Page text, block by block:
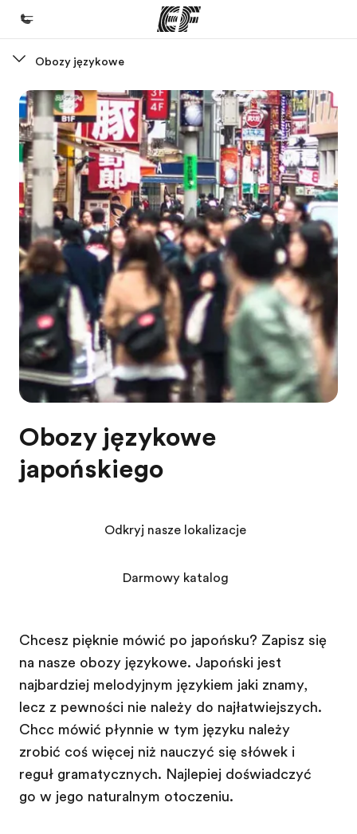
Witamy w EF
Nasze programy
Sprawdź naszą ofertę
Nasze biura
Znajdź najbliższe biuro
O nas
Kim jesteśmy
Kariera
Dołącz do naszego zespołu
Obozy językowe
Obozy językowe
japońskiego
Chcesz pięknie mówić po japońsku? Zapisz się
na nasze obozy językowe. Japoński jest
najbardziej melodyjnym językiem jaki znamy,
lecz z pewnością nie należy do najłatwiejszych.
Chcąc mówić płynnie w tym języku należy
zrobić coś więcej niż nauczyć się słówek i
reguł gramatycznych. Najlepiej doświadczyć
go w jego naturalnym otoczeniu.
Odkryj nasze lokalizacje
Darmowy katalog